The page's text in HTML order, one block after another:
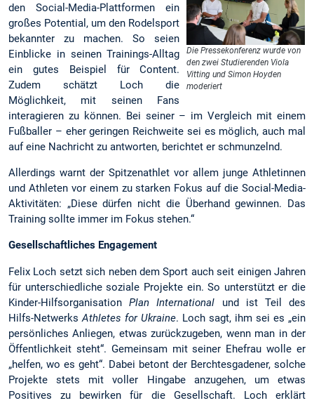
Die Pressekonferenz wurde von
den zwei Studierenden Viola
Vitting und Simon Hoyden
moderiert
den Social-Media-Plattformen ein
großes Potential, um den Rodelsport
bekannter zu machen. So seien
Einblicke in seinen Trainings-Alltag
ein gutes Beispiel für Content.
Zudem schätzt Loch die
Möglichkeit, mit seinen Fans
interagieren zu können. Bei seiner – im Vergleich mit einem
Fußballer – eher geringen Reichweite sei es möglich, auch mal
auf eine Nachricht zu antworten, berichtet er schmunzelnd.
Allerdings warnt der Spitzenathlet vor allem junge Athletinnen
und Athleten vor einem zu starken Fokus auf die Social-Media-
Aktivitäten: „Diese dürfen nicht die Überhand gewinnen. Das
Training sollte immer im Fokus stehen.“
Gesellschaftliches Engagement
Felix Loch setzt sich neben dem Sport auch seit einigen Jahren
für unterschiedliche soziale Projekte ein. So unterstützt er die
Kinder-HilfsorganisationPlan International und ist Teil des
Hilfs-NetwerksAthletes for Ukraine. Loch sagt, ihm sei es „ein
persönliches Anliegen, etwas zurückzugeben, wenn man in der
Öffentlichkeit steht“. Gemeinsam mit seiner Ehefrau wolle er
„helfen, wo es geht“. Dabei betont der Berchtesgadener, solche
Projekte stets mit voller Hingabe anzugehen, um etwas
Positives zu bewirken für die Gesellschaft. Loch erklärt